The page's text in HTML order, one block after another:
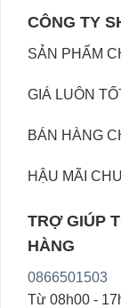
CÔNG TY
SẢN PHẨM
GIÁ LUÔN
BÁN HÀNG
HẬU MÃI
TRỢ GIÚP
HÀNG
0866501503
Từ 08h00 -